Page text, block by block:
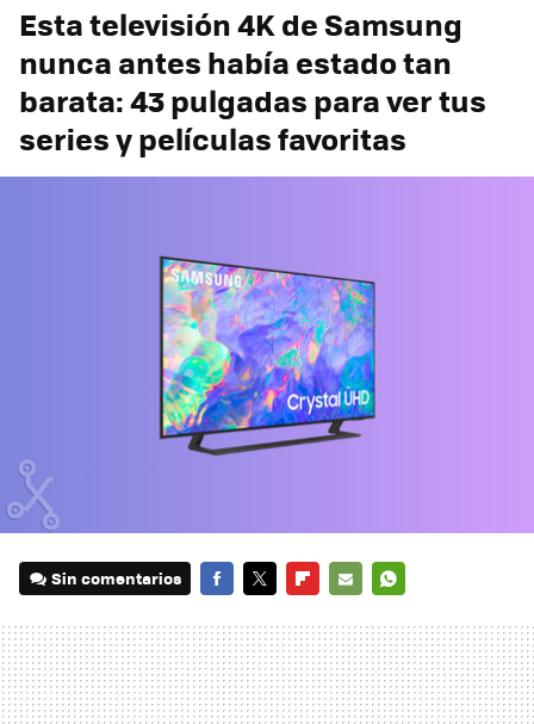
Esta televisión 4K de Samsung
nunca antes había estado tan
barata: 43 pulgadas para ver tus
series y películas favoritas
Sin comentarios
MAIL